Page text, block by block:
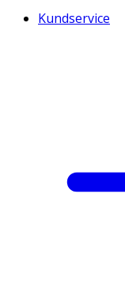
Kundservice